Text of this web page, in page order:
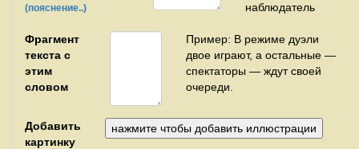
(пояснение..)
наблюдатель
Фрагмент
текста с
этим
словом
Пример: В режиме дуэли
двое играют, а остальные —
спектаторы — ждут своей
очереди.
Добавить
картинку